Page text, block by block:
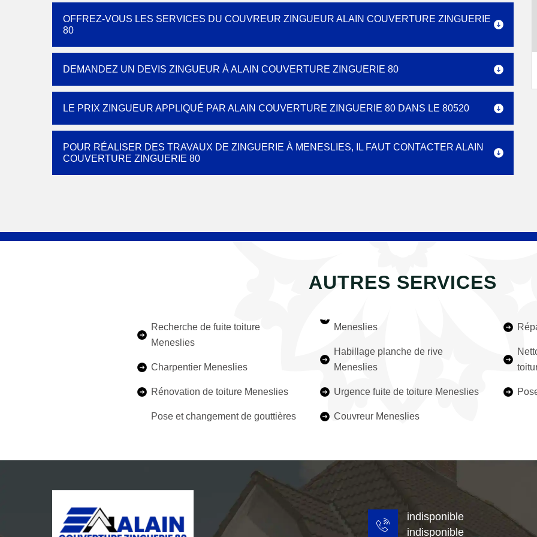
OFFREZ-VOUS LES SERVICES DU COUVREUR ZINGUEUR ALAIN COUVERTURE ZINGUERIE
80
DEMANDEZ UN DEVIS ZINGUEUR À ALAIN COUVERTURE ZINGUERIE 80
LE PRIX ZINGUEUR APPLIQUÉ PAR ALAIN COUVERTURE ZINGUERIE 80 DANS LE 80520
POUR RÉALISER DES TRAVAUX DE ZINGUERIE À MENESLIES, IL FAUT CONTACTER ALAIN
COUVERTURE ZINGUERIE 80
AUTRES SERVICES
Recherche de fuite toiture
Meneslies
Charpentier Meneslies
Rénovation de toiture Meneslies
Pose et changement de gouttières
Meneslies
Habillage planche de rive
Meneslies
Urgence fuite de toiture Meneslies
Couvreur Meneslies
indisponible
indisponible